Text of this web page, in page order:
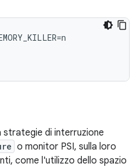
strategie di interruzione
o monitor PSI, sulla loro
come l'utilizzo dello spazio